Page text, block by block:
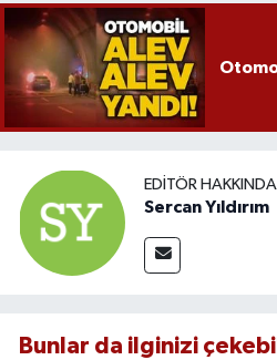
EDITÖR HAKKINDA
Sercan Yıldırım
Bunlar da ilginizi